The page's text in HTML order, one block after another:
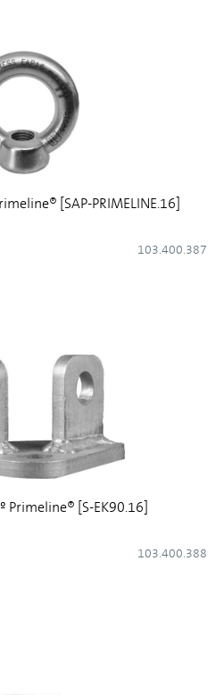
[SAP-PRIMELINE.16]
103.400.387
Primeline® [S-EK90.16]
103.400.388